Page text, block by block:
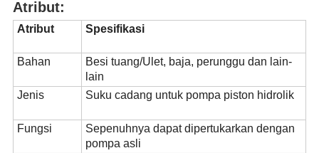
Atribut:
Atribut Spesifikasi
Bahan
Besi tuang/Ulet, baja, perunggu dan lain-
lain
Jenis
Suku cadang untuk pompa piston hidrolik
Fungsi
Sepenuhnya dapat dipertukarkan dengan
pompa asli